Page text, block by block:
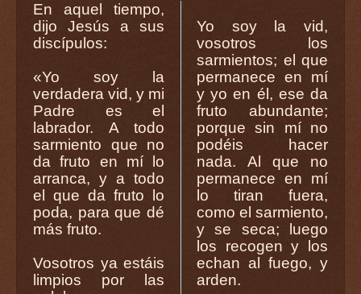
En aquel tiempo,
dijo Jesús a sus
discípulos:
«Yo soy la
verdadera vid, y mi
Padre es el
labrador. A todo
sarmiento que no
da fruto en mí lo
arranca, y a todo
el que da fruto lo
poda, para que dé
más fruto.
Vosotros ya estáis
limpios por las
Yo soy la vid,
vosotros los
sarmientos; el que
permanece en mí
y yo en él, ese da
fruto abundante;
porque sin mí no
podéis hacer
nada. Al que no
permanece en mí
lo tiran fuera,
como el sarmiento,
y se seca; luego
los recogen y los
echan al fuego, y
arden.